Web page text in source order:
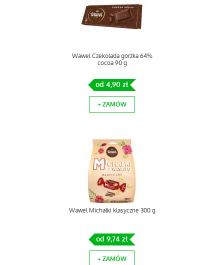
Wawel Czekolada gorzka 64%
cocoa 90 g
od 4,90 zł
+ ZAMÓW
Wawel Michałki klasyczne 300 g
od 9,74 zł
+ ZAMÓW